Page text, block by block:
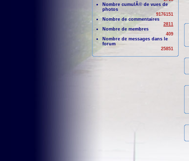
Nombre cumulÃ© de vues de
photos
9176151
Nombre de commentaires
2811
Nombre de membres
409
Nombre de messages dans le
forum
25851